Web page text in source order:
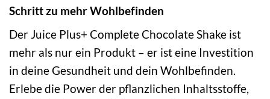
Schritt zu mehr Wohlbefinden
Der Juice Plus+ Complete Chocolate Shake ist
mehr als nur ein Produkt – er ist eine Investition
in deine Gesundheit und dein Wohlbefinden.
Erlebe die Power der pflanzlichen Inhaltsstoffe,